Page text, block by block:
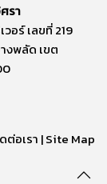
รา
อร์ เลขที่ 219
งพลัด เขต
ต่อเรา |Site Map